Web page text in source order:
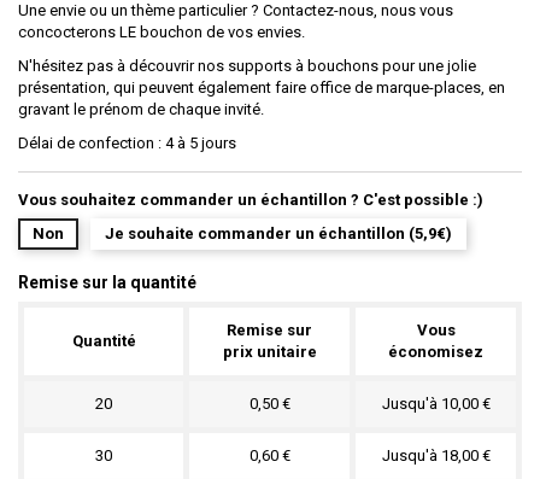
Une envie ou un thème particulier ? Contactez-nous, nous vous
concocterons LE bouchon de vos envies.
N'hésitez pas à découvrir nos supports à bouchons pour une jolie
présentation, qui peuvent également faire office de marque-places, en
gravant le prénom de chaque invité.
Délai de confection : 4 à 5 jours
Vous souhaitez commander un échantillon ? C'est possible :)
Non
Je souhaite commander un échantillon (5,9€)
Remise sur la quantité
Quantité
Remise sur
prix unitaire
Vous
économisez
20 0,50 € Jusqu'à 10,00 €
30 0,60 € Jusqu'à 18,00 €